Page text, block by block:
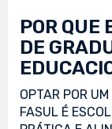
POR QUE
DE
OPTAR POR UM
FASUL É